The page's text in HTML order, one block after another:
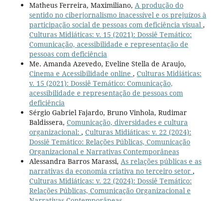
Matheus Ferreira, Maximiliano, A produção do
sentido no ciberjornalismo inacessível e os prejuízos à
participação social de pessoas com deficiência visual ,
Culturas Midiáticas: v. 15 (2021): Dossiê Temático:
Comunicação, acessibilidade e representação de
pessoas com deficiência
Me. Amanda Azevedo, Eveline Stella de Araujo,
Cinema e Acessibilidade online , Culturas Midiáticas:
v. 15 (2021): Dossiê Temático: Comunicação,
acessibilidade e representação de pessoas com
deficiência
Sérgio Gabriel Fajardo, Bruno Vinhola, Rudimar
Baldissera, Comunicação, diversidades e cultura
organizacional: , Culturas Midiáticas: v. 22 (2024):
Dossiê Temático: Relações Públicas, Comunicação
Organizacional e Narrativas Contemporâneas
Alessandra Barros Marassi, As relações públicas e as
narrativas da economia criativa no terceiro setor ,
Culturas Midiáticas: v. 22 (2024): Dossiê Temático:
Relações Públicas, Comunicação Organizacional e